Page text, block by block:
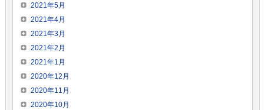
2021年5月
2021年4月
2021年3月
2021年2月
2021年1月
2020年12月
2020年11月
2020年10月